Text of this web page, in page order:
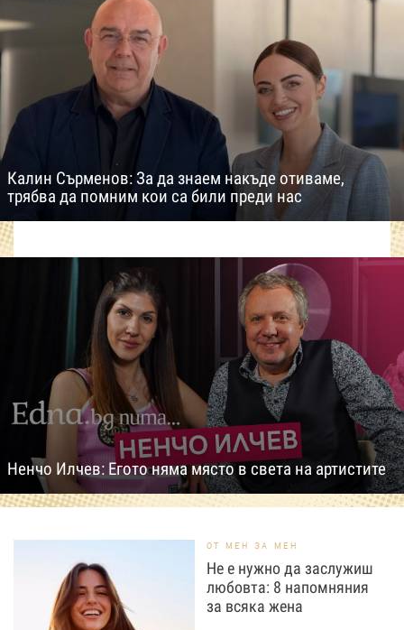
Калин Сърменов: За да знаем накъде отиваме,
трябва да помним кои са били преди нас
Ненчо Илчев: Егото няма място в света на артистите
ОТ МЕН ЗА МЕН
Не е нужно да заслужиш
любовта: 8 напомняния
за всяка жена